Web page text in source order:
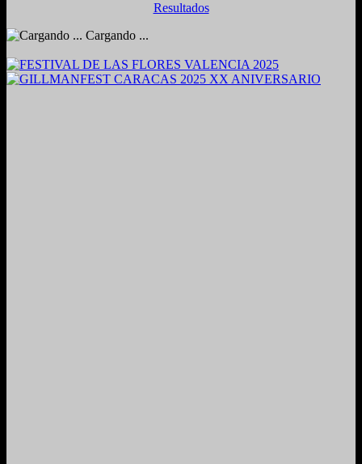
Resultados
Cargando ...